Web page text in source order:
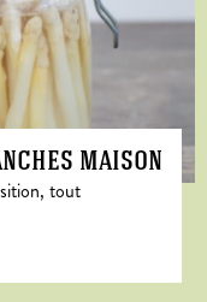
maison
tout